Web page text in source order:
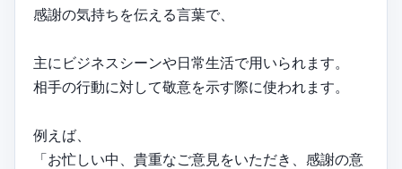
感謝の気持ちを伝える言葉で、
主にビジネスシーンや日常生活で用いられます。
相手の行動に対して敬意を示す際に使われます。
例えば、
「お忙しい中、貴重なご意見をいただき、感謝の意